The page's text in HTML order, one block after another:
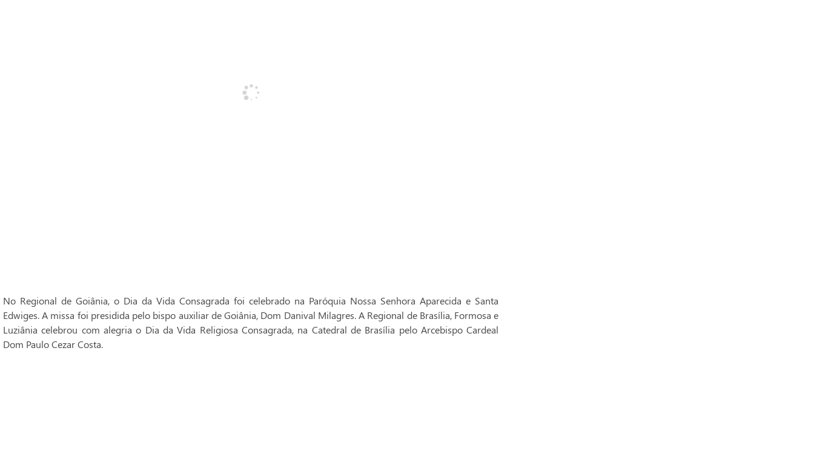
No Regional de Goiânia, o Dia da Vida Consagrada foi celebrado na Paróquia Nossa Senhora Aparecida e Santa
Edwiges. A missa foi presidida pelo bispo auxiliar de Goiânia, Dom Danival Milagres. A Regional de Brasília, Formosa e
Luziânia celebrou com alegria o Dia da Vida Religiosa Consagrada, na Catedral de Brasília pelo Arcebispo Cardeal
Dom Paulo Cezar Costa.